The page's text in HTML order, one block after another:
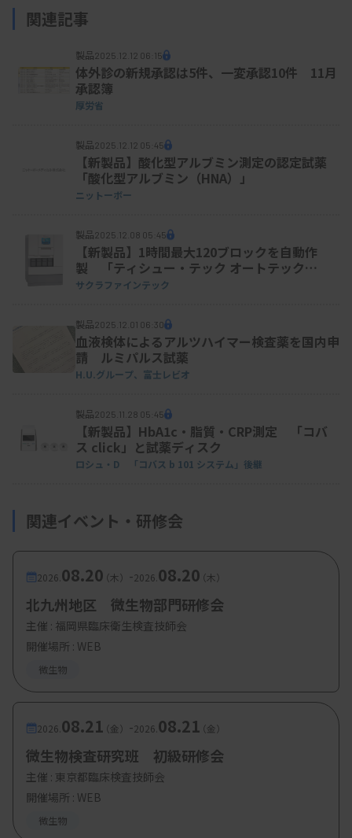
体外診断用医薬品「Loopamp マラリア
Pan検出試薬キット」「Loopamp マラリ
アPf検出試薬キット」「Loopamp マラ
リアPv検出試薬キット」3項目同時新発売
関連記事
製品2025.12.12 06:15
体外診の新規承認は5件、一変承認10件 11月
承認簿
厚労省
製品2025.12.12 05:45
【新製品】酸化型アルブミン測定の認定試薬
「酸化型アルブミン（HNA）」
ニットーボー
製品2025.12.08 05:45
【新製品】1時間最大120ブロックを自動作
製 「ティシュー・テック オートテック
a120」
サクラファインテック
製品2025.12.01 06:30
血液検体によるアルツハイマー検査薬を国内申
請 ルミパルス試薬
H.U.グループ、 富士レビオ
製品2025.11.28 05:45
【新製品】HbA1c・脂質・CRP測定 「コバ
ス click」と試薬ディスク
ロシュ・D 「コバス b 101 システム」後継
関連イベント・研修会
2026. 08.20（木） -2026. 08.20（木）
北九州地区 微生物部門研修会
主催 : 福岡県臨床衛生検査技師会
開催場所 : WEB
微生物
2026. 08.21（金） -2026. 08.21（金）
微生物検査研究班 初級研修会
主催 : 東京都臨床検査技師会
開催場所 : WEB
微生物